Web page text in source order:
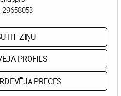
29658058
ZIŅU
PROFILS
PRECES